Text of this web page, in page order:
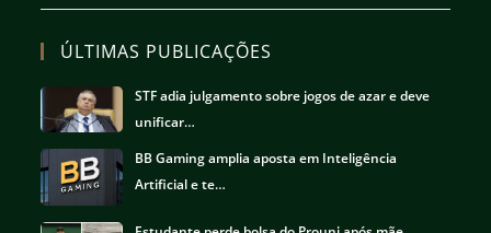
ÚLTIMAS PUBLICAÇÕES
STF adia julgamento sobre jogos de azar e deve
unificar…
BB Gaming amplia aposta em Inteligência
Artificial e te…